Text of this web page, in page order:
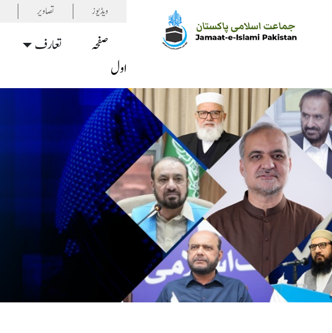
ویڈیوز تصاویر
صفحہ
اول
تعارف